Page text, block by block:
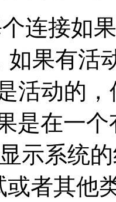
连接如
如果有
活动的
是在一
示系统
或者其他